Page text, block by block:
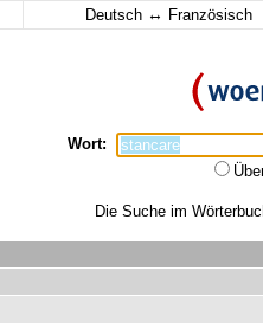
Deutsch ↔ Französisch
Wort:
Die Suche im